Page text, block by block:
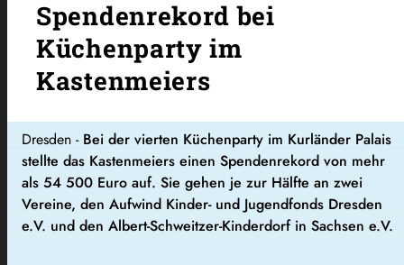
Spendenrekord bei
Küchenparty im
Kastenmeiers
Dresden - Bei der vierten Küchenparty im Kurländer Palais
stellte das Kastenmeiers einen Spendenrekord von mehr
als 54 500 Euro auf. Sie gehen je zur Hälfte an zwei
Vereine, den Aufwind Kinder- und Jugendfonds Dresden
e.V. und den Albert-Schweitzer-Kinderdorf in Sachsen e.V.